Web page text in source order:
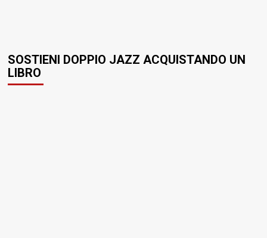
SOSTIENI DOPPIO JAZZ ACQUISTANDO UN
LIBRO